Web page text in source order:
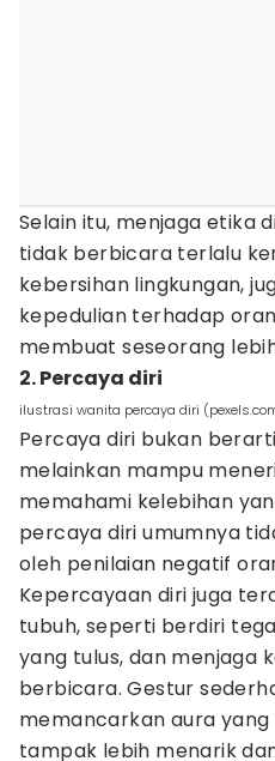
Selain itu, menjaga etika
tidak berbicara terlalu
kebersihan lingkungan,
kepedulian terhadap
membuat seseorang
2. Percaya diri
ilustrasi wanita percaya diri
Percaya diri bukan
melainkan mampu
memahami kelebihan
percaya diri umumnya
oleh penilaian negatif
Kepercayaan diri juga
tubuh, seperti berdiri
yang tulus, dan menjaga
berbicara. Gestur
memancarkan aura
tampak lebih menarik